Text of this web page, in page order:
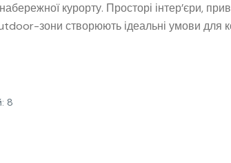
курорту. Просторі інтер’єри,
зони створюють ідеальні умови для
8